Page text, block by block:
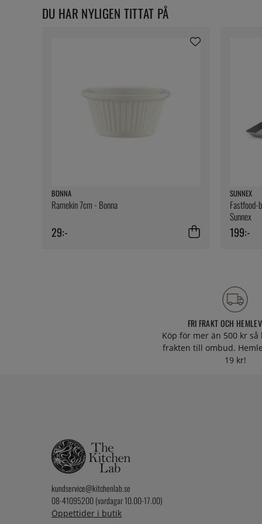
DU HAR NYLIGEN TITTAT PÅ
BONNA
Ramekin 7cm - Bonna
29:-
SUNNEX
Sunnex
199:-
FRI FRAKT OCH
Köp för mer än 500 kr
frakten till ombud.
19 kr!
kundservice@kitchenlab.se
08-41095200 (vardagar 10.00-17.00)
Öppettider i butik